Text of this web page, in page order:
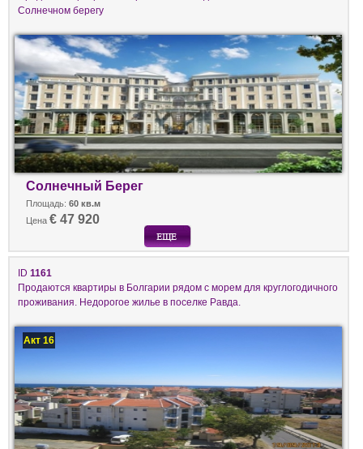
Солнечном берегу
Солнечный Берег
Площадь: 60 кв.м
Цена € 47 920
ID 1161
Продаются квартиры в Болгарии рядом с морем для круглогодичного
проживания. Недорогое жилье в поселке Равда.
Акт 16